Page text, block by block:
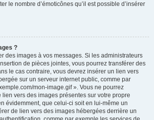
le nombre d’émoticônes qu’il est possible d’insérer
?
des images à vos messages. Si les administrateurs
de pièces jointes, vous pourrez transférer des
le cas contraire, vous devrez insérer un lien vers
sur un serveur internet public, comme par
mon-image.gif ». Vous ne pourrez
vers des images présentes sur votre propre
évidemment, que celui-ci soit en lui-même un
de lien vers des images hébergées derrière un